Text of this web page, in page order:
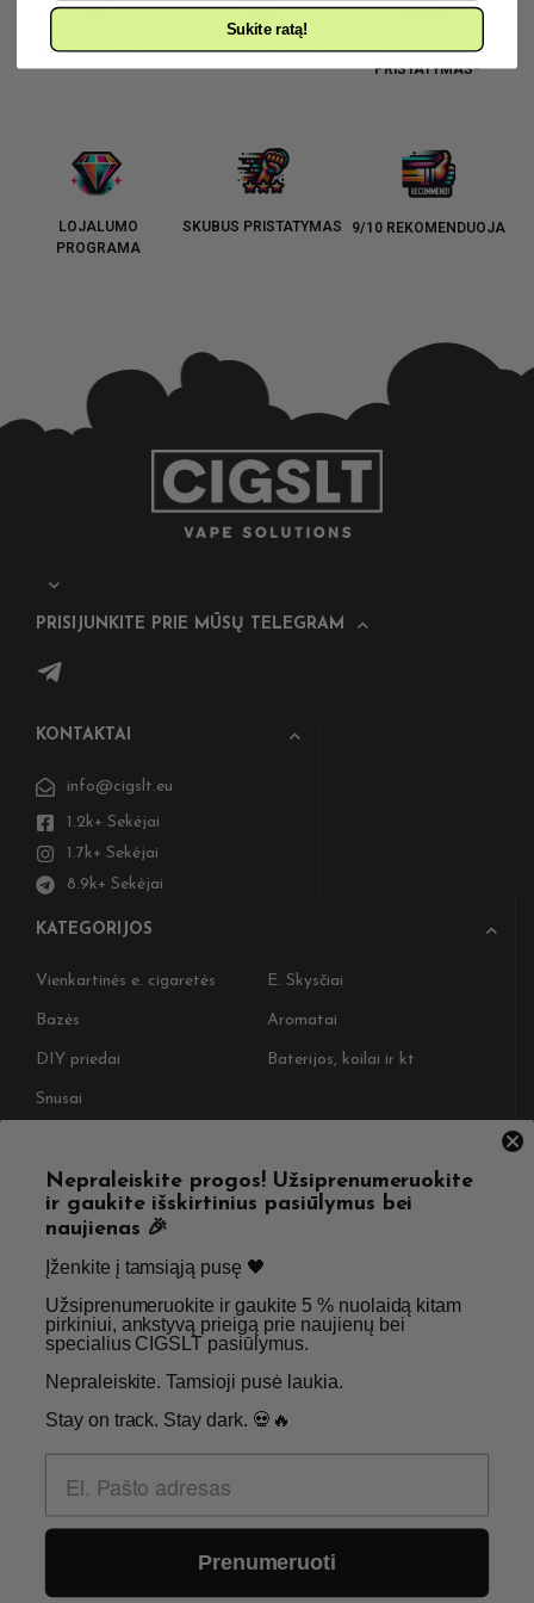
KOKYBĖ & KAINA PAGALBA GYVAI
NEMOKAMAS
PRISTATYMAS*
LOJALUMO
PROGRAMA
SKUBUS PRISTATYMAS 9/10 REKOMENDUOJA
PRISIJUNKITE PRIE MŪSŲ TELEGRAM
KONTAKTAI
info@cigslt.eu
1.2k+ Sekėjai
1.7k+ Sekėjai
8.9k+ Sekėjai
KATEGORIJOS
Vienkartinės e. cigaretės E. Skysčiai
Bazės Aromatai
DIY priedai Baterijos, koilai ir kt
Snusai
Pristatymas Taisyklės & Nuostatos
Straipsniai
Kontaktai Didmenos užklausos
SKIRTA TIK SUAUGUSIEMS NIKOTINO VARTOTOJAMS.
© 2026 Visos teisės saugomos - CigsLT.app
Nepraleiskite progos! Užsiprenumeruokite
ir gaukite išskirtinius pasiūlymus bei
naujienas 🎉
Įženkite į tamsiąją pusę 🖤 ​
Užsiprenumeruokite ir gaukite 5 % nuolaidą kitam
pirkiniui, ankstyvą prieigą prie naujienų bei
specialius CIGSLT pasiūlymus. ​
Nepraleiskite. Tamsioji pusė laukia.
Stay on track. Stay dark. 💀🔥
Prenumeruoti
Sukite ratą!